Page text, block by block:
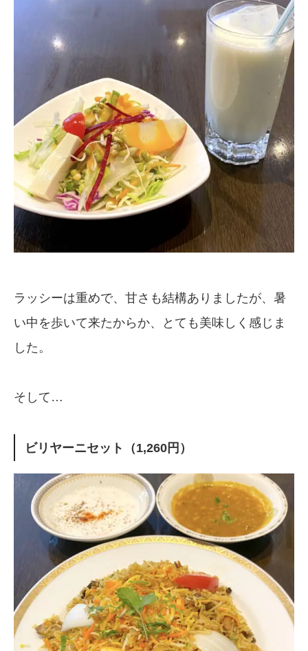
ラッシーは重めで、甘さも結構ありましたが、暑
い中を歩いて来たからか、とても美味しく感じま
した。
そして…
ビリヤーニセット（1,260円）